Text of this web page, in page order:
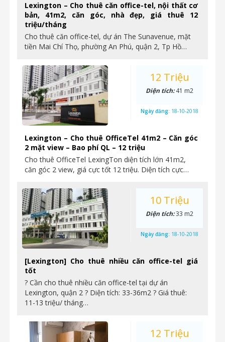
Lexington – Cho thuê căn office-tel, nội thất cơ
bản, 41m2, căn góc, nhà đẹp, giá thuê 12
triệu/tháng
Cho thuê căn office-tel, dự án The Sunavenue, mặt
tiền Mai Chí Thọ, phường An Phú, quận 2, Tp Hồ…
Lexington – Cho thuê OfficeTel 41m2 – Căn góc
2 mặt view – Bao phí QL – 12 triệu
Cho thuê OfficeTel LexingTon diện tích lớn 41m2,
căn góc 2 view, giá cực tốt 12 triệu. Diện tích cực…
12 Triệu
Diện tích:41 m2
Ngày đăng: 18-10-2018
[Lexington] Cho thuê nhiều căn office-tel giá
tốt
? Cần cho thuê nhiều căn office-tel tại dự án
Lexington, quận 2 ? Diện tích: 33-36m2 ? Giá thuê:
11-13 triệu/ tháng…
10 Triệu
Diện tích:33 m2
Ngày đăng: 18-10-2018
12 Triệu